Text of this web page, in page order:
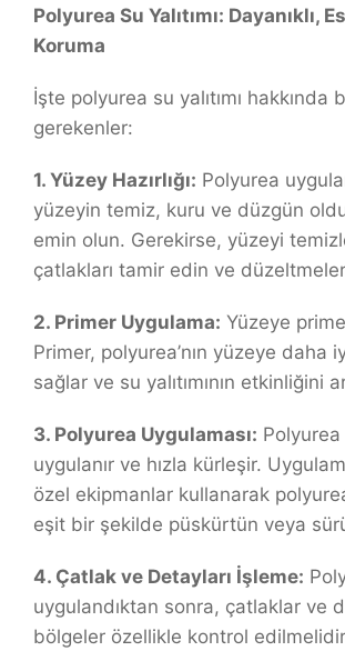
Polyurea Su Yalıtımı: Dayanıklı,
Koruma
İşte polyurea su yalıtımı hakkında
gerekenler:
1. Yüzey Hazırlığı: Polyurea
yüzeyin temiz, kuru ve düzgün
emin olun. Gerekirse, yüzeyi
çatlakları tamir edin ve düzeltmeler
2. Primer Uygulama: Yüzeye
Primer, polyurea’nın yüzeye daha
sağlar ve su yalıtımının etkinliğini
3. Polyurea Uygulaması: Polyurea
uygulanır ve hızla kürleşir.
özel ekipmanlar kullanarak
eşit bir şekilde püskürtün veya
4. Çatlak ve Detayları İşleme:
uygulandıktan sonra, çatlaklar ve
bölgeler özellikle kontrol